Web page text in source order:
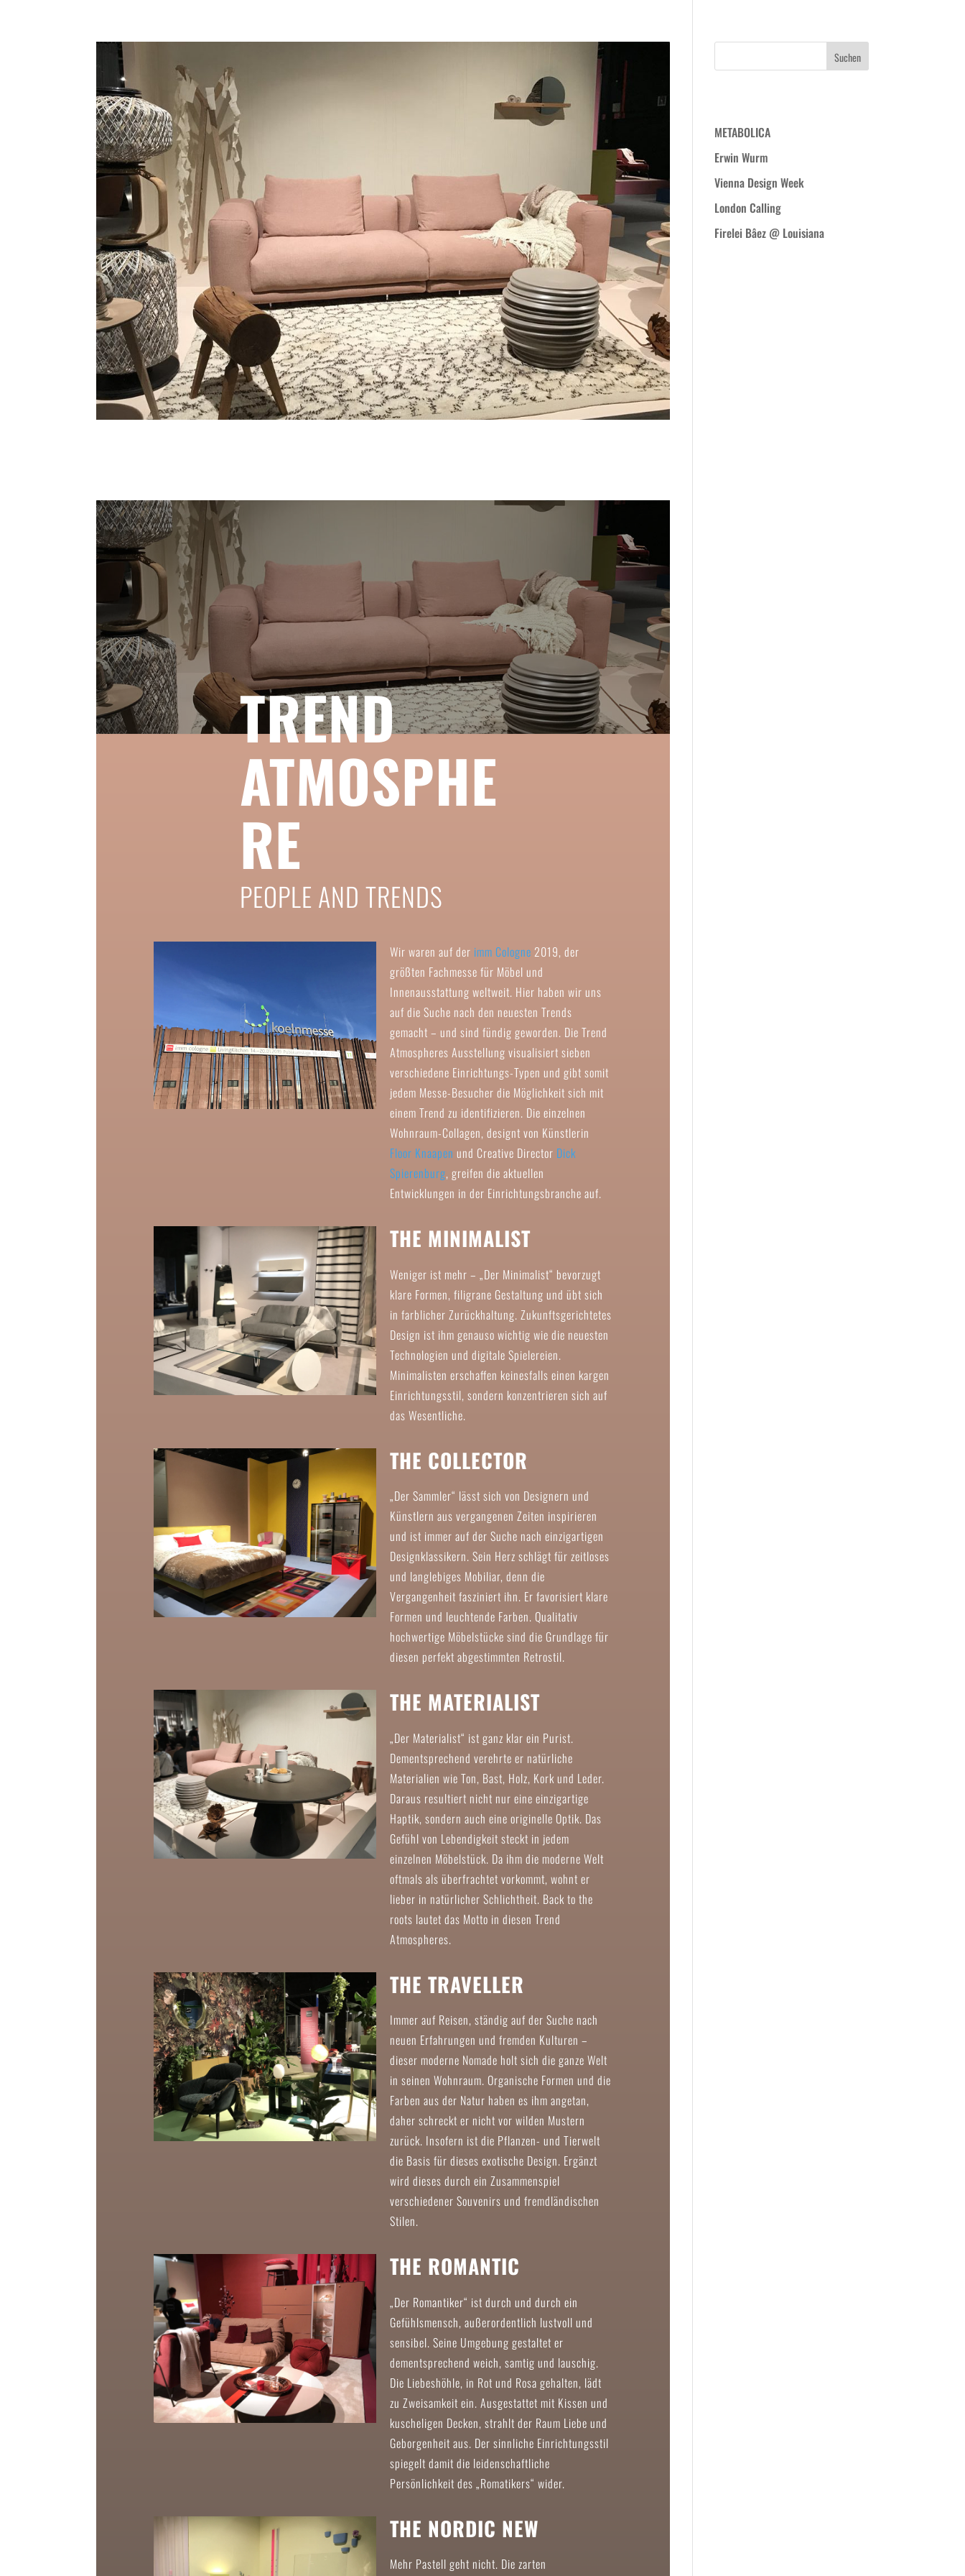
TREND
ATMOSPHE
RE
PEOPLE AND TRENDS
Wir waren auf der imm Cologne 2019, der
größten Fachmesse für Möbel und
Innenausstattung weltweit. Hier haben wir uns
auf die Suche nach den neuesten Trends
gemacht – und sind fündig geworden. Die Trend
Atmospheres Ausstellung visualisiert sieben
verschiedene Einrichtungs-Typen und gibt somit
jedem Messe-Besucher die Möglichkeit sich mit
einem Trend zu identifizieren. Die einzelnen
Wohnraum-Collagen, designt von Künstlerin
Floor Knaapen und Creative Director Dick
Spierenburg, greifen die aktuellen
Entwicklungen in der Einrichtungsbranche auf.
THE MINIMALIST
Weniger ist mehr – „Der Minimalist“ bevorzugt
klare Formen, filigrane Gestaltung und übt sich
in farblicher Zurückhaltung. Zukunftsgerichtetes
Design ist ihm genauso wichtig wie die neuesten
Technologien und digitale Spielereien.
Minimalisten erschaffen keinesfalls einen kargen
Einrichtungsstil, sondern konzentrieren sich auf
das Wesentliche.
THE COLLECTOR
„Der Sammler“ lässt sich von Designern und
Künstlern aus vergangenen Zeiten inspirieren
und ist immer auf der Suche nach einzigartigen
Designklassikern. Sein Herz schlägt für zeitloses
und langlebiges Mobiliar, denn die
Vergangenheit fasziniert ihn. Er favorisiert klare
Formen und leuchtende Farben. Qualitativ
hochwertige Möbelstücke sind die Grundlage für
diesen perfekt abgestimmten Retrostil.
THE MATERIALIST
„Der Materialist“ ist ganz klar ein Purist.
Dementsprechend verehrte er natürliche
Materialien wie Ton, Bast, Holz, Kork und Leder.
Daraus resultiert nicht nur eine einzigartige
Haptik, sondern auch eine originelle Optik. Das
Gefühl von Lebendigkeit steckt in jedem
einzelnen Möbelstück. Da ihm die moderne Welt
oftmals als überfrachtet vorkommt, wohnt er
lieber in natürlicher Schlichtheit. Back to the
roots lautet das Motto in diesen Trend
Atmospheres.
THE TRAVELLER
Immer auf Reisen, ständig auf der Suche nach
neuen Erfahrungen und fremden Kulturen –
dieser moderne Nomade holt sich die ganze Welt
in seinen Wohnraum. Organische Formen und die
Farben aus der Natur haben es ihm angetan,
daher schreckt er nicht vor wilden Mustern
zurück. Insofern ist die Pflanzen- und Tierwelt
die Basis für dieses exotische Design. Ergänzt
wird dieses durch ein Zusammenspiel
verschiedener Souvenirs und fremdländischen
Stilen.
THE ROMANTIC
„Der Romantiker“ ist durch und durch ein
Gefühlsmensch, außerordentlich lustvoll und
sensibel. Seine Umgebung gestaltet er
dementsprechend weich, samtig und lauschig.
Die Liebeshöhle, in Rot und Rosa gehalten, lädt
zu Zweisamkeit ein. Ausgestattet mit Kissen und
kuscheligen Decken, strahlt der Raum Liebe und
Geborgenheit aus. Der sinnliche Einrichtungsstil
spiegelt damit die leidenschaftliche
Persönlichkeit des „Romatikers“ wider.
THE NORDIC NEW
Mehr Pastell geht nicht. Die zarten
METABOLICA
Erwin Wurm
Vienna Design Week
London Calling
Firelei Bâez @ Louisiana